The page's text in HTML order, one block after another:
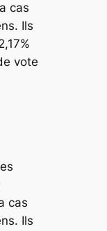
cas
Ils
vote
cas
Ils